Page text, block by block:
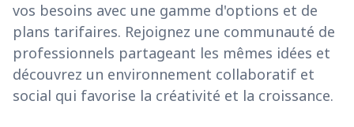
vos besoins avec une gamme d'options et de
plans tarifaires. Rejoignez une communauté de
professionnels partageant les mêmes idées et
découvrez un environnement collaboratif et
social qui favorise la créativité et la croissance.